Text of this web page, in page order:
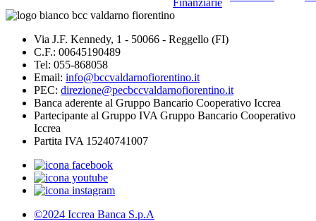
Via J.F. Kennedy, 1 - 50066 - Reggello (FI)
C.F.: 00645190489
Tel: 055-868058
Email: info@bccvaldarnofiorentino.it
PEC: direzione@pecbccvaldarnofiorentino.it
Banca aderente al Gruppo Bancario Cooperativo Iccrea
Partecipante al Gruppo IVA Gruppo Bancario Cooperativo
Iccrea
Partita IVA 15240741007
©2024 Iccrea Banca S.p.A